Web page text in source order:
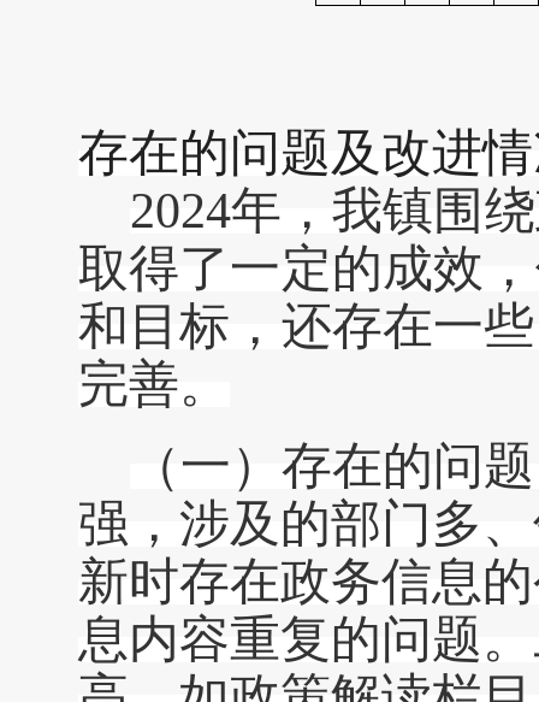
存在的问题及改进
2024年，我镇围
取得了一定的成效
和目标，还存在一
完善。
（一）存在的问题
强，涉及的部门多
新时存在政务信息
息内容重复的问题。